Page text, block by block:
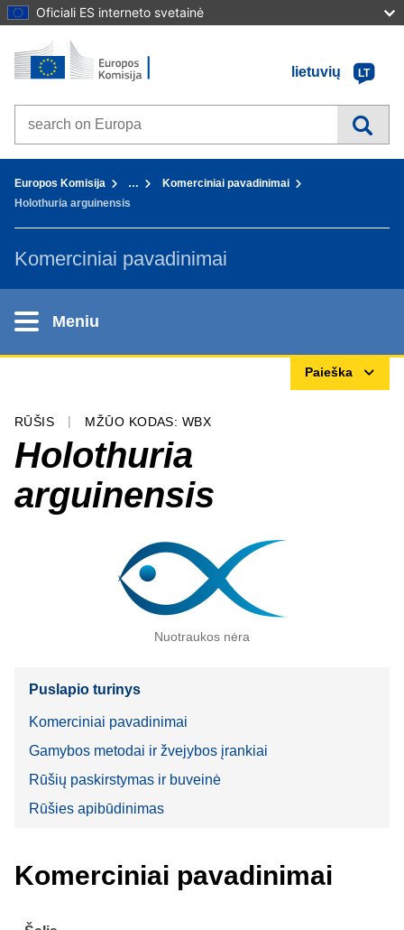
Oficiali ES interneto svetainė
Į turinį
Pradžia - Europos Komisija
lietuvių
LT
Search on Europa websites
Europos Komisija …
Komerciniai pavadinimai
Holothuria arguinensis
Komerciniai pavadinimai
Meniu
Paieška
RŪŠIS MŽŪO KODAS: WBX
Holothuria
arguinensis
Nuotraukos nėra
Puslapio turinys
Komerciniai pavadinimai
Gamybos metodai ir žvejybos įrankiai
Rūšių paskirstymas ir buveinė
Rūšies apibūdinimas
Komerciniai pavadinimai